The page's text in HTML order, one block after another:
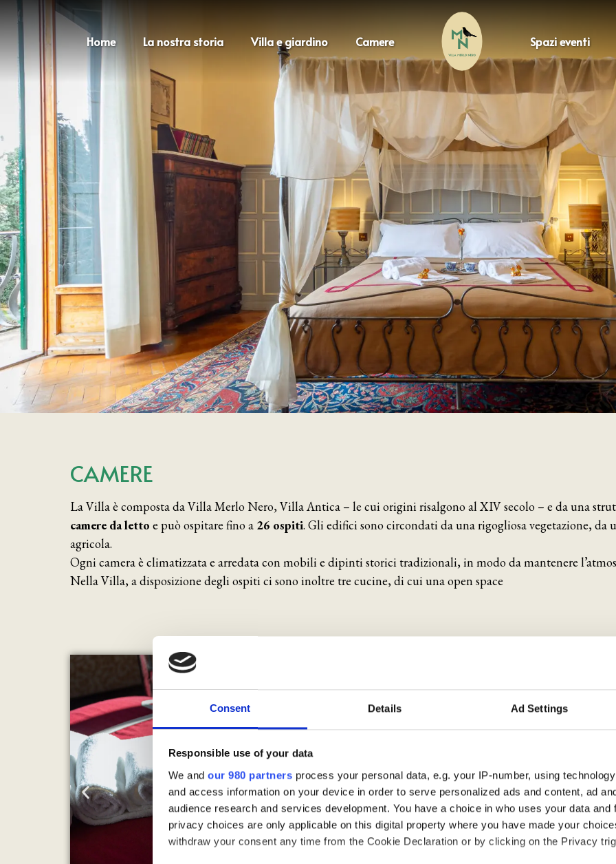
Consent Details Ad Settings
Responsible use of your data
We and our 980 partners process your personal data, e.g. your IP-number, using
and access information on your device in order to serve personalized ads and content, ad
audience research and services development. You have a choice in who uses your data and
privacy choices are only applicable on this digital property where you have made your
withdraw your consent any time from the Cookie Declaration or by clicking on the Privacy
Home La nostra storia Villa e giardino Camere Spazi eventi
CAMERE
La Villa è composta da Villa Merlo Nero, Villa Antica – le cui origini risalgono al XIV secolo – e da una
camere da letto e può ospitare fino a 26 ospiti. Gli edifici sono circondati da una rigogliosa vegetazione, da
agricola.
Ogni camera è climatizzata e arredata con mobili e dipinti storici tradizionali, in modo da mantenere
Nella Villa, a disposizione degli ospiti ci sono inoltre tre cucine, di cui una open space
Villa
La Villa è stata
splendore, con i suoi alti
parquet, bagni in
pietra serena. Offre
alta qualità e aria
due appartamenti
size, 1 queen size), 6 bagni,
soggiorno/pranzo con
si possono assorbire i